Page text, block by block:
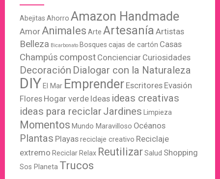
Abejitas Ahorro Amazon Handmade
Amor Animales Arte Artesanía Artistas
Belleza Bicarbonato Bosques cajas de cartón Casas
Champús compost Concienciar Curiosidades
Decoración Dialogar con la Naturaleza
DIY El Mar Emprender Escritores Evasión
Flores Hogar verde Ideas ideas creativas
ideas para reciclar Jardines Limpieza
Momentos Mundo Maravilloso Océanos
Plantas Playasreciclaje creativo Reciclaje
extremo Reciclar Relax ReutilizarSalud Shopping
Sos Planeta Trucos